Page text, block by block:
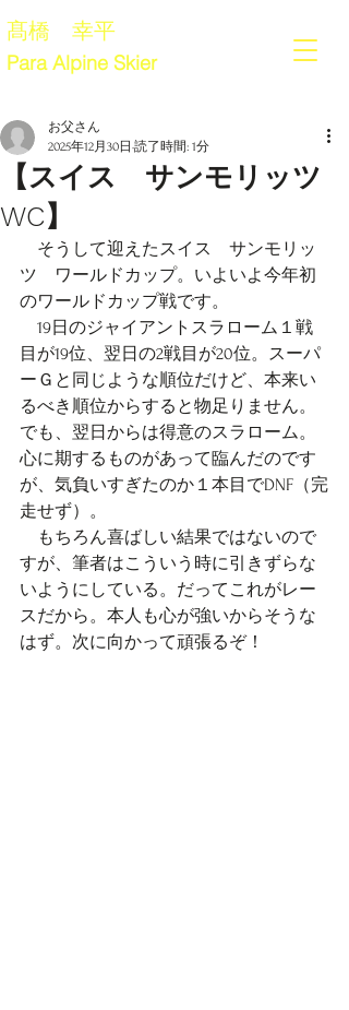
髙橋 幸平
Para Alpine Skier
【スイス サンモリッツ
WC】
お父さん
2025年12月30日 読了時間: 1分
そうして迎えたスイス　サンモリッ
ツ　ワールドカップ。いよいよ今年初
のワールドカップ戦です。
19日のジャイアントスラローム１戦
目が19位、翌日の2戦目が20位。スーパ
ーＧと同じような順位だけど、本来い
るべき順位からすると物足りません。
でも、翌日からは得意のスラローム。
心に期するものがあって臨んだのです
が、気負いすぎたのか１本目でDNF（完
走せず）。
​　もちろん喜ばしい結果ではないので
すが、筆者はこういう時に引きずらな
いようにしている。だってこれがレー
スだから。本人も心が強いからそうな
はず。次に向かって頑張るぞ！